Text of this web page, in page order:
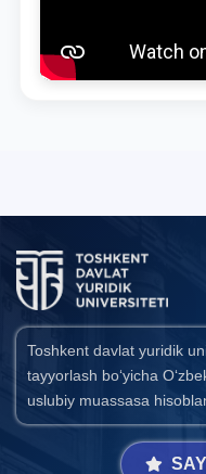
Toshkent davlat yuridik
tayyorlash bo‘yicha
uslubiy muassasa